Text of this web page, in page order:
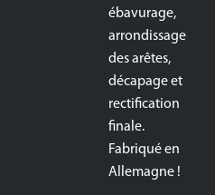
ébavurage,
arrondissage
des arêtes,
décapage et
rectification
finale.
Fabriqué en
Allemagne !